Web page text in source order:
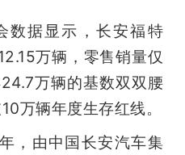
数据显示，长安福特
万辆，零售销量仅
万辆的基数双双腰
万辆年度生存红线。
，由中国长安汽车集